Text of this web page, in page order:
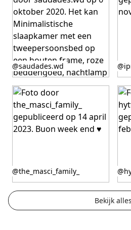
Bericht
gepubliceerd
door
@saudades.wd
Bericht
gepubliceerd
door
@the_masci_family_
Bekijk alles